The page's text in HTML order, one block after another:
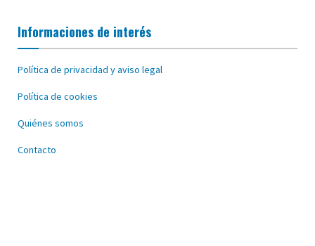
Informaciones de interés
Política de privacidad y aviso legal
Política de cookies
Quiénes somos
Contacto